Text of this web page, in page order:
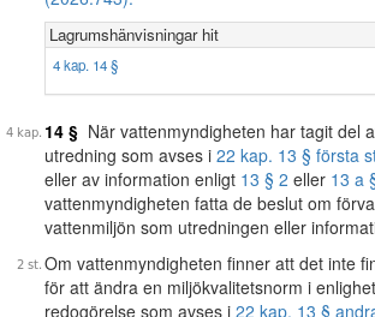
Lagrumshänvisningar hit
4 kap. 14 §
14 § När vattenmyndigheten har tagit del
utredning som avses i 22 kap. 13 § första
eller av information enligt 13 § 2 eller 13 a
vattenmyndigheten fatta de beslut om
vattenmiljön som utredningen eller
Om vattenmyndigheten finner att det inte
för att ändra en miljökvalitetsnorm i
redogörelse som avses i 22 kap. 13 §